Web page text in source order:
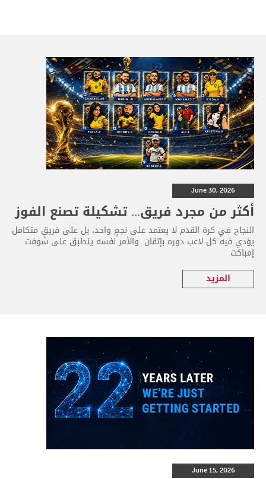
June 30, 2026
أكثر من مجرد فريق... تشكيلة تصنع الفوز
النجاح في كرة القدم لا يعتمد على نجمٍ واحد، بل على فريقٍ متكامل
يؤدي فيه كل لاعب دوره بإتقان. والأمر نفسه ينطبق على سوفت
إمباكت
المزيد
June 15, 2026